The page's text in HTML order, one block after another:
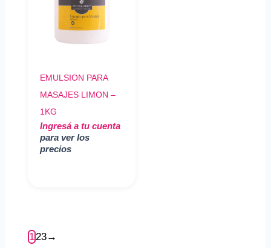
EMULSION PARA
MASAJES LIMON –
1KG
Ingresá a tu cuenta
para ver los
precios
123→